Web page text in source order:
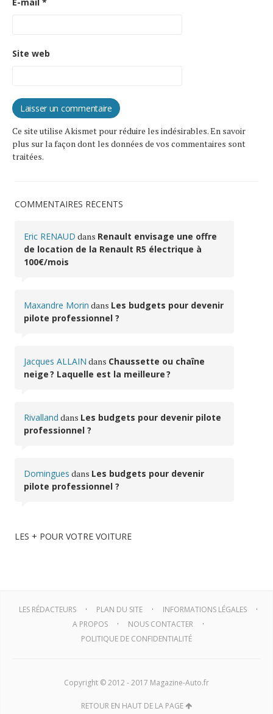
Site web
Ce site utilise Akismet pour réduire les indésirables.En savoir
plus sur la façon dont les données de vos commentaires sont
traitées.
COMMENTAIRES RÉCENTS
Eric RENAUD dans Renault envisage une offre
de location de la Renault R5 électrique à
100€/mois
Maxandre Morin dans Les budgets pour devenir
pilote professionnel ?
Jacques ALLAIN dans Chaussette ou chaîne
neige ? Laquelle est la meilleure ?
Rivalland dans Les budgets pour devenir pilote
professionnel ?
Domingues dans Les budgets pour devenir
pilote professionnel ?
LES + POUR VOTRE VOITURE
LES RÉDACTEURS PLAN DU SITE
INFORMATIONS LÉGALES
A PROPOS
NOUS CONTACTER
POLITIQUE DE CONFIDENTIALITÉ
Copyright © 2012 - 2017 Magazine-Auto.fr
RETOUR EN HAUT DE LA PAGE